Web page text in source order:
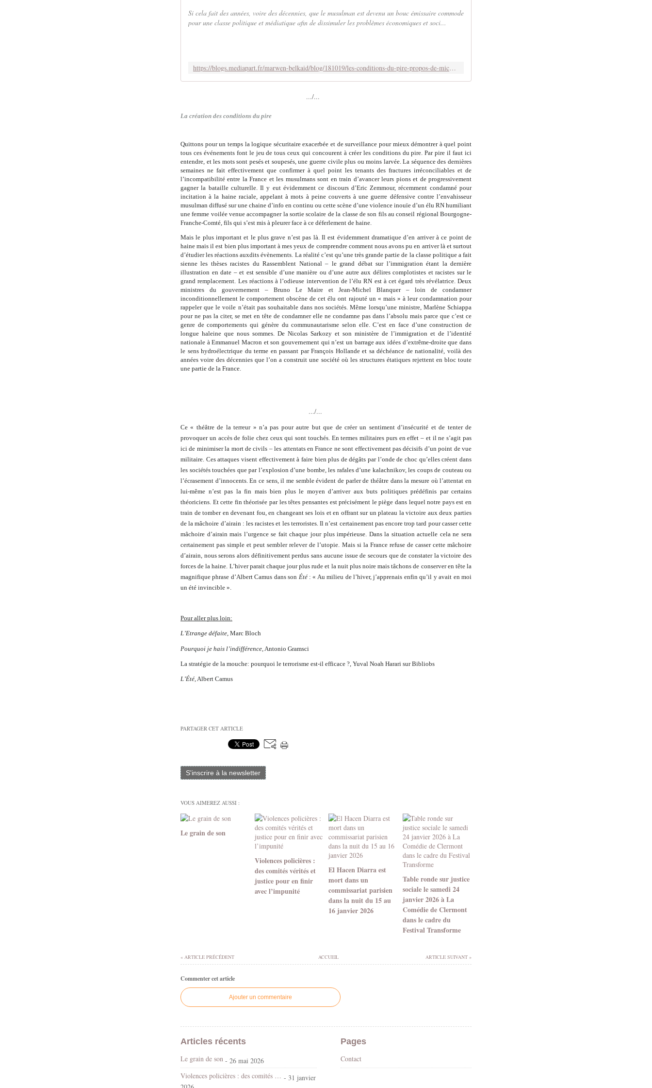
Si cela fait des années, voire des décennies, que le musulman est devenu un bouc émissaire commode
pour une classe politique et médiatique afin de dissimuler les problèmes économiques et soci...
https://blogs.mediapart.fr/marwen-belkaid/blog/181019/les-conditions-du-pire-propos-de-mickael-harpon-et-de-l-hysterie-francaise-1
.../...
La création des conditions du pire
Quittons pour un temps la logique sécuritaire exacerbée et de surveillance pour mieux démontrer à quel point
tous ces événements font le jeu de tous ceux qui concourent à créer les conditions du pire. Par pire il faut ici
entendre, et les mots sont pesés et soupesés, une guerre civile plus ou moins larvée. La séquence des dernières
semaines ne fait effectivement que confirmer à quel point les tenants des fractures irréconciliables et de
l’incompatibilité entre la France et les musulmans sont en train d’avancer leurs pions et de progressivement
gagner la bataille culturelle. Il y eut évidemment ce discours d’Eric Zemmour, récemment condamné pour
incitation à la haine raciale, appelant à mots à peine couverts à une guerre défensive contre l’envahisseur
musulman diffusé sur une chaine d’info en continu ou cette scène d’une violence inouïe d’un élu RN humiliant
une femme voilée venue accompagner la sortie scolaire de la classe de son fils au conseil régional Bourgogne-
Franche-Comté, fils qui s’est mis à pleurer face à ce déferlement de haine.
Mais le plus important et le plus grave n’est pas là. Il est évidemment dramatique d’en arriver à ce point de
haine mais il est bien plus important à mes yeux de comprendre comment nous avons pu en arriver là et surtout
d’étudier les réactions auxdits évènements. La réalité c’est qu’une très grande partie de la classe politique a fait
sienne les thèses racistes du Rassemblent National – le grand débat sur l’immigration étant la dernière
illustration en date – et est sensible d’une manière ou d’une autre aux délires complotistes et racistes sur le
grand remplacement. Les réactions à l’odieuse intervention de l’élu RN est à cet égard très révélatrice. Deux
ministres du gouvernement – Bruno Le Maire et Jean-Michel Blanquer – loin de condamner
inconditionnellement le comportement obscène de cet élu ont rajouté un « mais » à leur condamnation pour
rappeler que le voile n’était pas souhaitable dans nos sociétés. Même lorsqu’une ministre, Marlène Schiappa
pour ne pas la citer, se met en tête de condamner elle ne condamne pas dans l’absolu mais parce que c’est ce
genre de comportements qui génère du communautarisme selon elle. C’est en face d’une construction de
longue haleine que nous sommes. De Nicolas Sarkozy et son ministère de l’immigration et de l’identité
nationale à Emmanuel Macron et son gouvernement qui n’est un barrage aux idées d’extrême-droite que dans
le sens hydroélectrique du terme en passant par François Hollande et sa déchéance de nationalité, voilà des
années voire des décennies que l’on a construit une société où les structures étatiques rejettent en bloc toute
une partie de la France.
.../...
Ce « théâtre de la terreur » n’a pas pour autre but que de créer un sentiment d’insécurité et de tenter de
provoquer un accès de folie chez ceux qui sont touchés. En termes militaires purs en effet – et il ne s’agit pas
ici de minimiser la mort de civils – les attentats en France ne sont effectivement pas décisifs d’un point de vue
militaire. Ces attaques visent effectivement à faire bien plus de dégâts par l’onde de choc qu’elles créent dans
les sociétés touchées que par l’explosion d’une bombe, les rafales d’une kalachnikov, les coups de couteau ou
l’écrasement d’innocents. En ce sens, il me semble évident de parler de théâtre dans la mesure où l’attentat en
lui-même n’est pas la fin mais bien plus le moyen d’arriver aux buts politiques prédéfinis par certains
théoriciens. Et cette fin théorisée par les têtes pensantes est précisément le piège dans lequel notre pays est en
train de tomber en devenant fou, en changeant ses lois et en offrant sur un plateau la victoire aux deux parties
de la mâchoire d’airain : les racistes et les terroristes. Il n’est certainement pas encore trop tard pour casser cette
mâchoire d’airain mais l’urgence se fait chaque jour plus impérieuse. Dans la situation actuelle cela ne sera
certainement pas simple et peut sembler relever de l’utopie. Mais si la France refuse de casser cette mâchoire
d’airain, nous serons alors définitivement perdus sans aucune issue de secours que de constater la victoire des
forces de la haine. L’hiver parait chaque jour plus rude et la nuit plus noire mais tâchons de conserver en tête la
magnifique phrase d’Albert Camus dans son Été : « Au milieu de l’hiver, j’apprenais enfin qu’il y avait en moi
un été invincible ».
Pour aller plus loin:
L’Etrange défaite, Marc Bloch
Pourquoi je hais l’indifférence , Antonio Gramsci
La stratégie de la mouche: pourquoi le terrorisme est-il efficace ?, Yuval Noah Harari sur Bibliobs
L’Été, Albert Camus
PARTAGER CET ARTICLE
S'inscrire à la newsletter
VOUS AIMEREZ AUSSI :
Le grain de son
Violences policières :
des comités vérités et
justice pour en finir
avec l’impunité
El Hacen Diarra est
mort dans un
commissariat parisien
dans la nuit du 15 au
16 janvier 2026
Table ronde sur justice
sociale le samedi 24
janvier 2026 à La
Comédie de Clermont
dans le cadre du
Festival Transforme
ACCUEIL
« ARTICLE PRÉCÉDENT ARTICLE SUIVANT »
Commenter cet article
Ajouter un commentaire
Articles récents
Le grain de son - 26 mai 2026
Violences policières : des comités vérités et justice pour en finir avec l’impunité - 31 janvier
Pages
Contact